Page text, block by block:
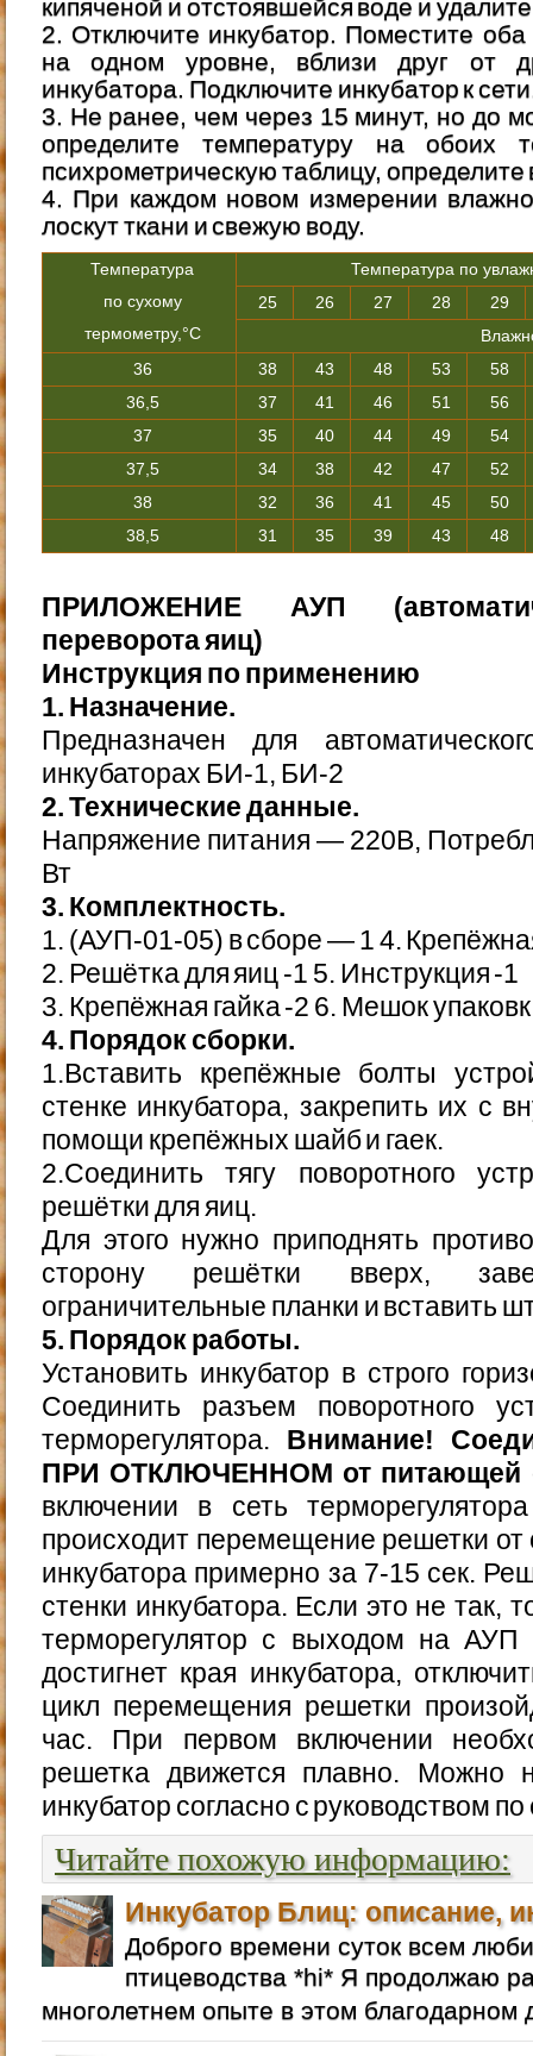
кипяченой и отстоявшейся воде и
2. Отключите инкубатор. Поместите
на одном уровне, вблизи друг от
инкубатора. Подключите инкубатор к
3. Не ранее, чем через 15 минут, но до
определите температуру на обоих
психрометрическую таблицу,
4. При каждом новом измерении
лоскут ткани и свежую воду.
Температура
по сухому
термометру,°С
Температура по
25
26 27 28
29
36
38 43 48 53
58
36,5
37 41 46 51
56
37
35 40 44 49
54
37,5
34 38 42 47
52
38
32 36 41 45
50
38,5
31 35 39 43 48
ПРИЛОЖЕНИЕ АУП
переворота яиц)
Инструкция по применению
1. Назначение.
Предназначен для
инкубаторах БИ-1, БИ-2
2. Технические данные.
Напряжение питания — 220В,
Вт
3. Комплектность.
1. (АУП-01-05) в сборе — 1 4.
2. Решётка для яиц -1 5. Инструкция -1
3. Крепёжная гайка -2 6. Мешок
4. Порядок сборки.
1.Вставить крепёжные болты
стенке инкубатора, закрепить их с
помощи крепёжных шайб и гаек.
2.Соединить тягу поворотного
решётки для яиц.
Для этого нужно приподнять
сторону решётки вверх,
ограничительные планки и вставить
5. Порядок работы.
Установить инкубатор в строго
Соединить разъем поворотного
терморегулятора. Внимание!
ПРИ ОТКЛЮЧЕННОМ от питающей
включении в сеть
происходит перемещение решетки от
инкубатора примерно за 7-15 сек.
стенки инкубатора. Если это не так,
терморегулятор с выходом на
достигнет края инкубатора,
цикл перемещения решетки
час. При первом включении
решетка движется плавно. Можно
инкубатор согласно с руководством по
Читайте похожую информацию:
Инкубатор Блиц: описание,
Доброго времени суток всем
птицеводства *hi* Я продолжаю
многолетнем опыте в этом